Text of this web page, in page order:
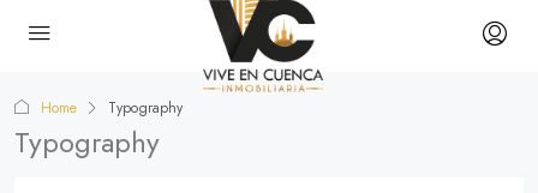
Home Typography
Typography